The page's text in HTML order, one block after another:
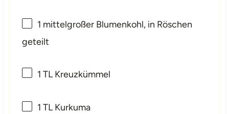
1 mittelgroßer Blumenkohl, in Röschen
geteilt
1 TL Kreuzkümmel
1 TL Kurkuma